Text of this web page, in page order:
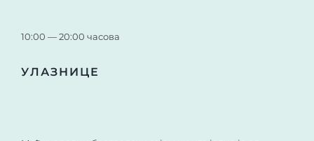
10:00 — 20:00 часова
УЛАЗНИЦЕ